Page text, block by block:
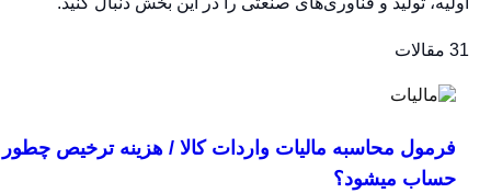
فرمول محاسبه مالیات واردات کالا / هزینه ترخیص چطور
حساب میشود؟